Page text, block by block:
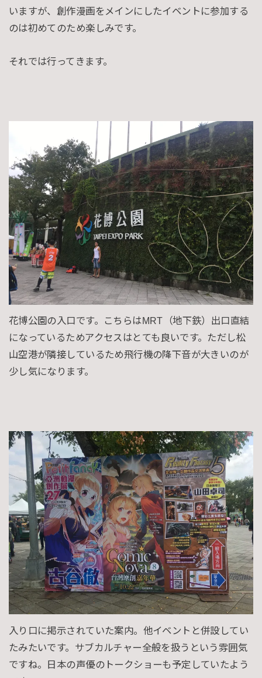
いますが、創作漫画をメインにしたイベントに参加する
のは初めてのため楽しみです。
それでは行ってきます。
花博公園の入口です。こちらはMRT（地下鉄）出口直結
になっているためアクセスはとても良いです。ただし松
山空港が隣接しているため飛行機の降下音が大きいのが
少し気になります。
入り口に掲示されていた案内。他イベントと併設してい
たみたいです。サブカルチャー全般を扱うという雰囲気
ですね。日本の声優のトークショーも予定していたよう